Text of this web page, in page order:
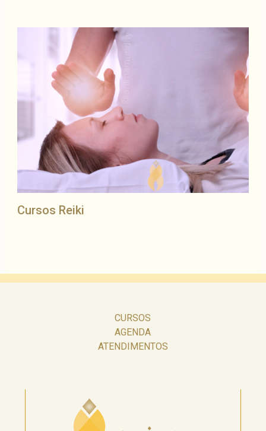
Cursos Reiki
CURSOS
AGENDA
ATENDIMENTOS